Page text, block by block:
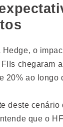
Hedge, o
chegaram
20% ao longo
deste cenário
que o